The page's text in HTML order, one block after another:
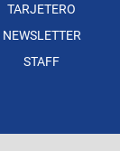
TARJETERO
NEWSLETTER
STAFF